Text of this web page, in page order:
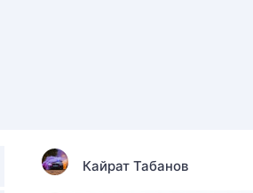
Кайрат Табанов